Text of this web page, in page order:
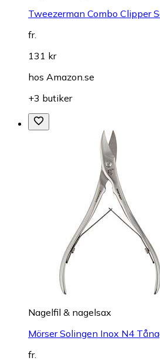
Tweezerman Combo Clipper
fr.
131 kr
hos Amazon.se
+3 butiker
Nagelfil & nagelsax
Mörser Solingen Inox N4
fr.